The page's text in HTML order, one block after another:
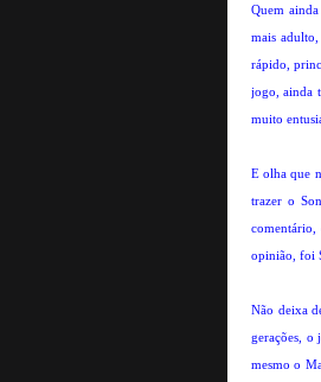
Quem
mais
rápido,
jogo, ainda
muito
E olha que
trazer o
opinião, foi
Não deixa
gerações, o
mesmo o